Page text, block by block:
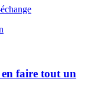
faire tout un